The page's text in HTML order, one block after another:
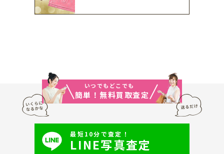
いつでもどこでも
簡単！無料買取査定
最短10分で査定！
LINE写真査定